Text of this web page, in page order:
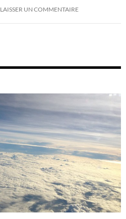
LAISSER UN COMMENTAIRE